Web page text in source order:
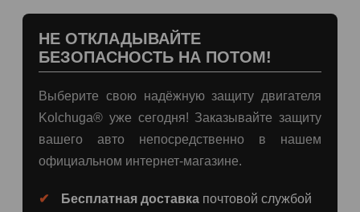
НЕ ОТКЛАДЫВАЙТЕ
БЕЗОПАСНОСТЬ НА ПОТОМ!
Выберите свою надёжную защиту двигателя
Kolchuga® уже сегодня! Заказывайте защиту
вашего авто непосредственно в нашем
официальном интернет-магазине.
Бесплатная доставка почтовой службой